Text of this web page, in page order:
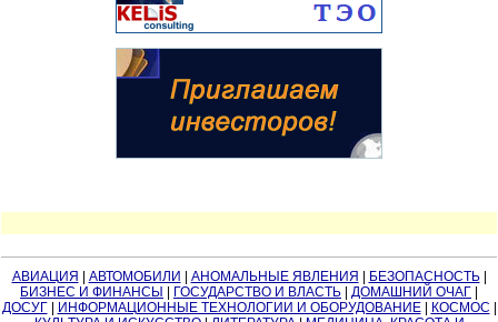
АВИАЦИЯ АВТОМОБИЛИ АНОМАЛЬНЫЕ ЯВЛЕНИЯ БЕЗОПАСНОСТЬ|
БИЗНЕС И ФИНАНСЫ
ГОСУДАРСТВО И ВЛАСТЬ ДОМАШНИЙ ОЧАГ
ДОСУГ| ИНФОРМАЦИОННЫЕ ТЕХНОЛОГИИ И ОБОРУДОВАНИЕ| КОСМОС